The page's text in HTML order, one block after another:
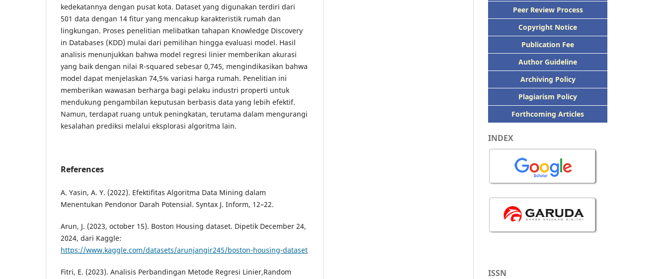
kedekatannya dengan pusat kota. Dataset yang digunakan terdiri dari
501 data dengan 14 fitur yang mencakup karakteristik rumah dan
lingkungan. Proses penelitian melibatkan tahapan Knowledge Discovery
in Databases (KDD) mulai dari pemilihan hingga evaluasi model. Hasil
analisis menunjukkan bahwa model regresi linier memberikan akurasi
yang baik dengan nilai R-squared sebesar 0,745, mengindikasikan bahwa
model dapat menjelaskan 74,5% variasi harga rumah. Penelitian ini
memberikan wawasan berharga bagi pelaku industri properti untuk
mendukung pengambilan keputusan berbasis data yang lebih efektif.
Namun, terdapat ruang untuk peningkatan, terutama dalam mengurangi
kesalahan prediksi melalui eksplorasi algoritma lain.
References
A. Yasin, A. Y. (2022). Efektifitas Algoritma Data Mining dalam
Menentukan Pendonor Darah Potensial. Syntax J. Inform, 12–22.
Arun, J. (2023, october 15). Boston Housing dataset. Dipetik December 24,
2024, dari Kaggle:
https://www.kaggle.com/datasets/arunjangir245/boston-housing-dataset
Fitri, E. (2023). Analisis Perbandingan Metode Regresi Linier,Random
Peer Review Process
Copyright Notice
Publication Fee
Author Guideline
Archiving Policy
Plagiarism Policy
Forthcoming Articles
INDEX
ISSN